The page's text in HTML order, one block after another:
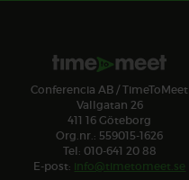
Conferencia AB / TimeToMeet
Vallgatan 26
411 16 Göteborg
Org.nr.: 559015-1626
Tel: 010-641 20 88
E-post: info@timetomeet.se